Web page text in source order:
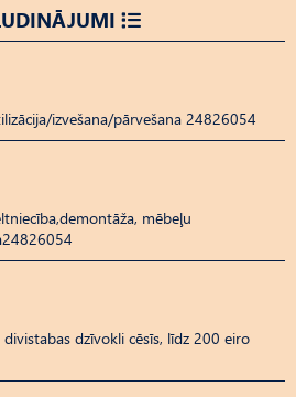
izvešana/pārvešana 24826054
mēbeļu
dzīvokli cēsīs, līdz 200 eiro